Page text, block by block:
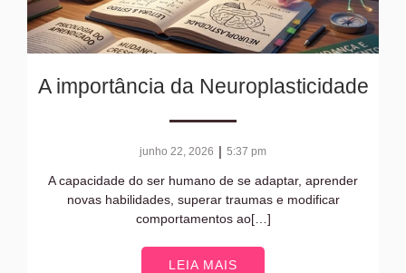
A importância da Neuroplasticidade
junho 22, 2026 | 5:37 pm
A capacidade do ser humano de se adaptar, aprender
novas habilidades, superar traumas e modificar
comportamentos ao[…]
LEIA MAIS